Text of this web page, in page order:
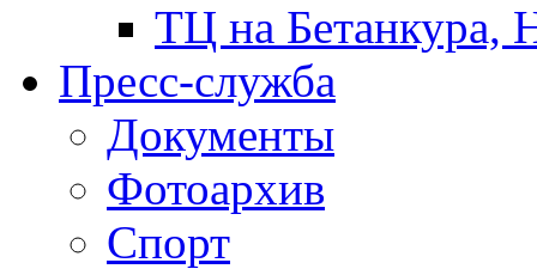
ТЦ на Бетанкура,
Пресс-служба
Документы
Фотоархив
Спорт